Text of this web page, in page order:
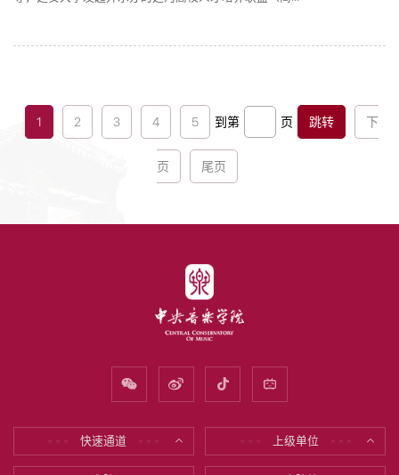
上，教育部思想政治⼯作司副司⻓丁红星为延河联盟高
实践队授旗...
1 2 3 4 5 到第 页 跳转 下
页 尾页
快速通道 上级单位